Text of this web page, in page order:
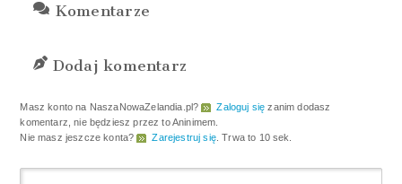
Komentarze
Dodaj komentarz
Masz konto na NaszaNowaZelandia.pl? Zaloguj się zanim dodasz
komentarz, nie będziesz przez to Aninimem.
Nie masz jeszcze konta?
Zarejestruj się. Trwa to 10 sek.